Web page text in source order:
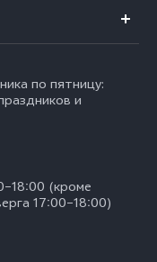
по пятницу:
и
(кроме
17:00–18:00)